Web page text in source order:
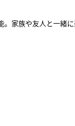
。家族や友人と一緒